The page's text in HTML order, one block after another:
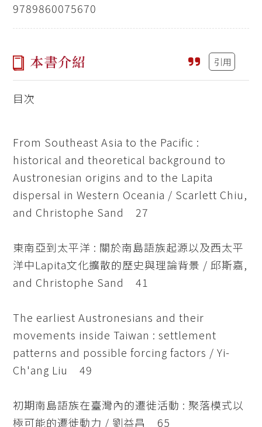
9789860075670
本書介紹 引用
目次
From Southeast Asia to the Pacific :
historical and theoretical background to
Austronesian origins and to the Lapita
dispersal in Western Oceania / Scarlett Chiu,
and Christophe Sand 27
東南亞到太平洋 : 關於南島語族起源以及西太平
洋中Lapita文化擴散的歷史與理論背景 / 邱斯嘉,
and Christophe Sand 41
The earliest Austronesians and their
movements inside Taiwan : settlement
patterns and possible forcing factors / Yi-
Ch'ang Liu 49
初期南島語族在臺灣內的遷徙活動 : 聚落模式以
極可能的遷徙動力 / 劉益昌 65